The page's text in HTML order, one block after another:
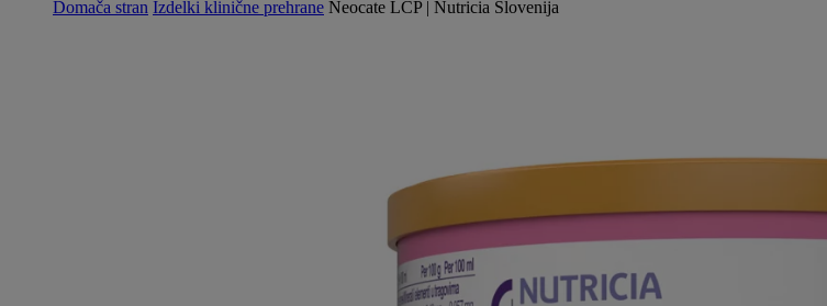
Domača stran Izdelki klinične prehrane Neocate LCP | Nutricia Slovenija